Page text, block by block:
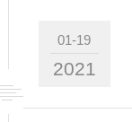
01-19
2021